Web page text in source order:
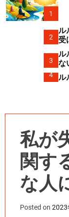
1
2
ル
受
3
ル
な
4 ル
私が
関す
な人
ゾン
Posted on 2023